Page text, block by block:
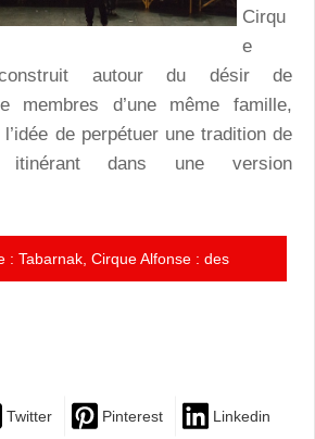
Cirqu
e
autour du désir de
membres d’une même famille,
de perpétuer une tradition de
itinérant dans une version
: Tabarnak, Cirque Alfonse : des
Twitter Pinterest Linkedin